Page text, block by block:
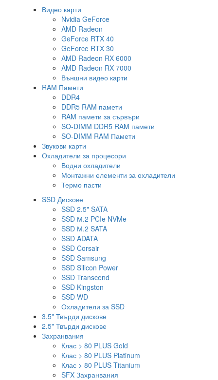
Видео карти
Nvidia GeForce
AMD Radeon
GeForce RTX 40
GeForce RTX 30
AMD Radeon RX 6000
AMD Radeon RX 7000
Външни видео карти
RAM Памети
DDR4
DDR5 RAM памети
RAM памети за сървъри
SO-DIMM DDR5 RAM памети
SO-DIMM RAM Памети
Звукови карти
Охладители за процесори
Водни охладители
Монтажни елементи за охладители
Термо пасти
SSD Дискове
SSD 2.5" SATA
SSD М.2 PCIe NVMe
SSD М.2 SATA
SSD ADATA
SSD Corsair
SSD Samsung
SSD Silicon Power
SSD Transcend
SSD Kingston
SSD WD
Охладители за SSD
3.5" Твърди дискове
2.5" Твърди дискове
Захранвания
Клас > 80 PLUS Gold
Клас > 80 PLUS Platinum
Клас > 80 PLUS Titanium
SFX Захранвания